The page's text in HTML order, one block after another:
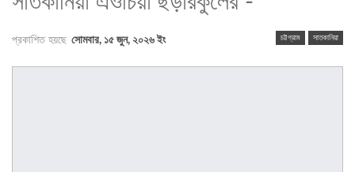
চট্টগ্রাম সাতকানিয়া
প্রকাশিত হয়ছে সোমবার, ১৫ জুন, ২০২৬ ইং